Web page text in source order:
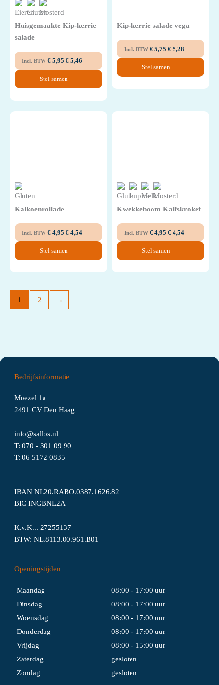
Huisgemaakte Kip-kerrie
salade
Incl. BTW € 5,95 € 5,46
Stel samen
Kip-kerrie salade vega
Incl. BTW € 5,75 € 5,28
Stel samen
Kalkoenrollade
Incl. BTW € 4,95 € 4,54
Stel samen
Kwekkeboom Kalfskroket
Incl. BTW € 4,95 € 4,54
Stel samen
1 2 →
Bedrijfsinformatie
Moezel 1a
2491 CV Den Haag
info@sallos.nl
T:070 - 301 09 90
T:0651720835
IBAN NL20.RABO.0387.1626.82
BIC INGBNL2A
K.v.K..: 27255137
BTW: NL.8113.00.961.B01
Openingstijden
Maandag
08:00 - 17:00 uur
Dinsdag
08:00 - 17:00 uur
Woensdag
08:00 - 17:00 uur
Donderdag
08:00 - 17:00 uur
Vrijdag
08:00 - 15:00 uur
Zaterdag
gesloten
Zondag
gesloten